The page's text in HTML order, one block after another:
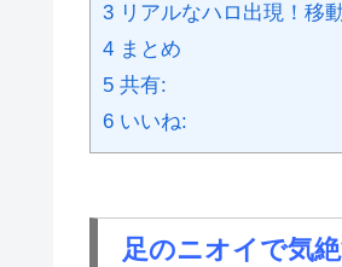
3 リアルなハロ出現！移
4 まとめ
5 共有:
6 いいね:
足のニオイで気